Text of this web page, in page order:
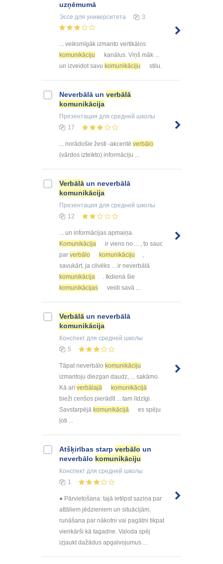
uzņēmumā
Эссе для университета 3
... veiksmīgāk izmanto vertikālos
komunikāciju
kanālus. Viņš māk ...
un izveidot savu komunikāciju stilu.
Neverbālā un verbālā
komunikācija
Презентация для средней школы
17
... norādošie žesti -akcentē verbālo
(vārdos izteikto) informāciju ...
Verbālā un neverbālā
komunikācija
Презентация для средней школы
12
... un informācijas apmaiņa.
Komunikācija
ir viens no ... , to sauc
par verbālo komunikāciju
,
savukārt, ja cilvēks ... ir neverbālā
komunikācija
. Ikdienā šie
komunikācijas
veidi savā ...
Verbālā un neverbālā
komunikācija
Конспект для средней школы
5
Tāpat neverbālo komunikāciju
izmantoju diezgan daudz, ... sakāmo.
Kā arīverbālajā
komunikācijā
bieži cenšos pierādīt ... tam līdzīgi.
Savstarpējā komunikācijā
es spēju
ļoti ...
Atšķirības starp verbālo un
neverbālo komunikāciju
Конспект для средней школы
1
● Pārvietošana: tajā ietilpst saziņa par
attāliem jēdzieniem un situācijām,
runāšana par nākotni vai pagātni tikpat
vienkārši kā tagadne. Valoda spēj
izjaukt dažādus apgalvojumus ...